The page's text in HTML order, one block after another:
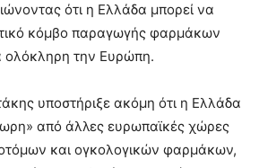
ότι η Ελλάδα μπορεί να
κόμβο παραγωγής φαρμάκων
ολόκληρη την Ευρώπη.
υποστήριξε ακόμη ότι η Ελλάδα
από άλλες ευρωπαϊκές χώρες
και ογκολογικών φαρμάκων,